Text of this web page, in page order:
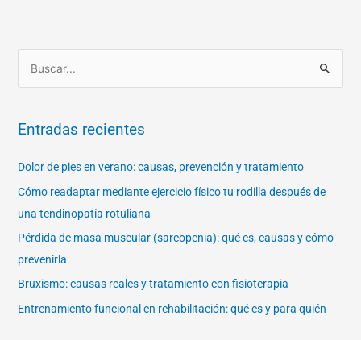
c
r
:
Entradas recientes
Dolor de pies en verano: causas, prevención y tratamiento
Cómo readaptar mediante ejercicio físico tu rodilla después de
una tendinopatía rotuliana
Pérdida de masa muscular (sarcopenia): qué es, causas y cómo
prevenirla
Bruxismo: causas reales y tratamiento con fisioterapia
Entrenamiento funcional en rehabilitación: qué es y para quién